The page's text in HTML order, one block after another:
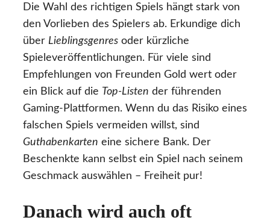
Die Wahl des richtigen Spiels hängt stark von
den Vorlieben des Spielers ab. Erkundige dich
über Lieblingsgenres oder kürzliche
Spieleveröffentlichungen. Für viele sind
Empfehlungen von Freunden Gold wert oder
ein Blick auf die Top-Listen der führenden
Gaming-Plattformen. Wenn du das Risiko eines
falschen Spiels vermeiden willst, sind
Guthabenkarten eine sichere Bank. Der
Beschenkte kann selbst ein Spiel nach seinem
Geschmack auswählen – Freiheit pur!
Danach wird auch oft